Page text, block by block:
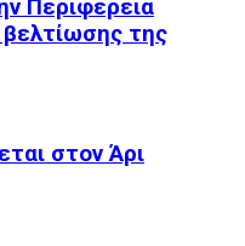
Περιφέρεια
της
στον Άρι